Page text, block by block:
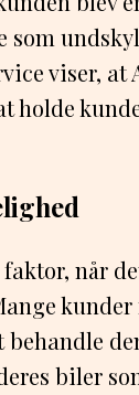
som
viser, at
holde
når
behandle
biler